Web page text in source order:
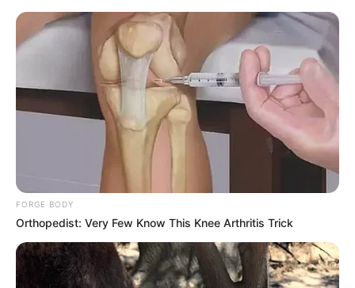
FORGE BODY
Orthopedist: Very Few Know This Knee Arthritis Trick